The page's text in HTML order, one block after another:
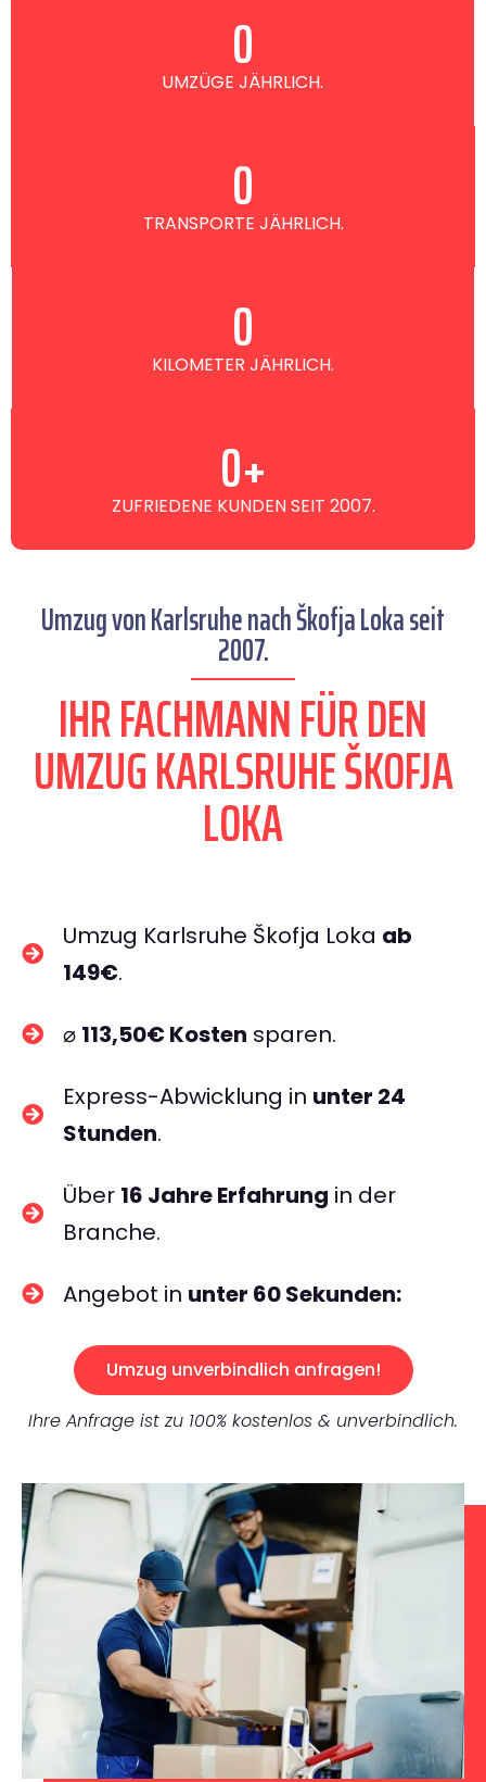
UMZÜGE JÄHRLICH.
0
TRANSPORTE JÄHRLICH.
0
KILOMETER JÄHRLICH.
0
ZUFRIEDENE KUNDEN SEIT 2007.
0+
Umzug von Karlsruhe nach Škofja Loka seit
2007.
IHR FACHMANN FÜR DEN
UMZUG KARLSRUHE ŠKOFJA
LOKA
Umzug Karlsruhe Škofja Loka ab
149€.
⌀ 113,50€ Kosten sparen.
Express-Abwicklung in unter 24
Stunden.
Über 16 Jahre Erfahrung in der
Branche.
Angebot in unter 60 Sekunden:
Umzug unverbindlich anfragen!
Ihre Anfrage ist zu 100% kostenlos & unverbindlich.